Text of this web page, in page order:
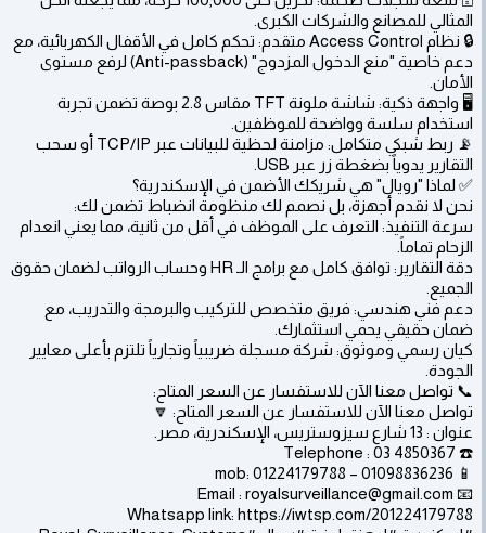
المثالي للمصانع والشركات الكبرى.
🔒 نظام Access Control متقدم: تحكم كامل في الأقفال الكهربائية، مع
دعم خاصية "منع الدخول المزدوج" (Anti-passback) لرفع مستوى
الأمان.
🖥️ واجهة ذكية: شاشة ملونة TFT مقاس 2.8 بوصة تضمن تجربة
استخدام سلسة وواضحة للموظفين.
📡 ربط شبكي متكامل: مزامنة لحظية للبيانات عبر TCP/IP أو سحب
التقارير يدوياً بضغطة زر عبر USB.
✅ لماذا "رويال" هي شريكك الأضمن في الإسكندرية؟
نحن لا نقدم أجهزة، بل نصمم لك منظومة انضباط تضمن لك:
سرعة التنفيذ: التعرف على الموظف في أقل من ثانية، مما يعني انعدام
الزحام تماماً.
دقة التقارير: توافق كامل مع برامج الـ HR وحساب الرواتب لضمان حقوق
الجميع.
دعم فني هندسي: فريق متخصص للتركيب والبرمجة والتدريب، مع
ضمان حقيقي يحمي استثمارك.
كيان رسمي وموثوق: شركة مسجلة ضريبياً وتجارياً تلتزم بأعلى معايير
الجودة.
📞 تواصل معنا الآن للاستفسار عن السعر المتاح:
تواصل معنا الآن للاستفسار عن السعر المتاح: 🔽
عنوان : 13 شارع سيزوستريس، الإسكندرية، مصر.
☎️ Telephone : 03 4850367
📱 mob: 01224179788 – 01098836236
📧 Email : royalsurveillance@gmail.com
Whatsapp link: https://iwtsp.com/201224179788